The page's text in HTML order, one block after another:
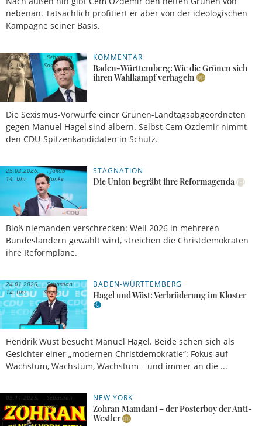
nebenan. Tatsächlich profitiert er aber von der ideologischen
Kampagne seiner Basis.
KOMMENTAR
Baden-Württemberg: Wie die Grünen sich
ihren Wahlkampf verhageln
Die Sexismus-Vorwürfe einer Grünen-Landtagsabgeordneten
gegen Manuel Hagel sind albern. Selbst Cem Özdemir nimmt
den CDU-Spitzenkandidaten in Schutz.
26.02.2026,
18 Uhr
Sebastian
Sasse
STAGNATION
Die Union begräbt ihre Reformagenda
Bloß niemanden verschrecken: Weil 2026 in mehreren
Bundesländern gewählt wird, streichen die Christdemokraten
ihre Reformpläne.
25.02.2026,
14 Uhr
Jakob
Ranke
BADEN-WÜRTTEMBERG
Hagel und Wüst: Verbrüderung im Kloster
Hendrik Wüst besucht Manuel Hagel. Beide sehen sich als
Gesichter einer „modernen Christdemokratie“: Fokus auf
Wachstum, Wachstum, Wachstum – und immer an die ...
24.01.2026,
14 Uhr
Sebastian
Sasse
NEW YORK
Zohran Mamdani – der Posterboy der Anti-
Westler
05.11.2025,
16 Uhr
Sebastian
Sasse